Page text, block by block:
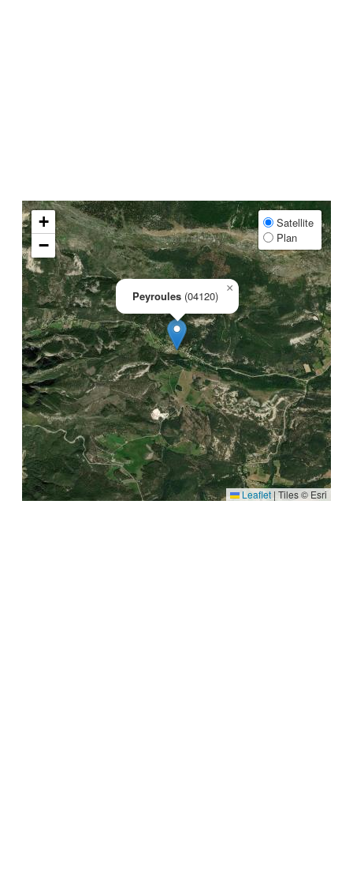
Peyroules (04120)
×
+
−
Satellite
Plan
Leaflet | Tiles © Esri